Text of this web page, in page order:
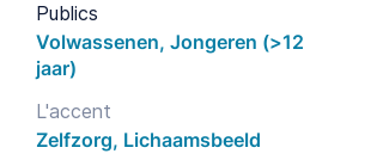
Publics
Volwassenen, Jongeren (>12
jaar)
L'accent
Zelfzorg, Lichaamsbeeld